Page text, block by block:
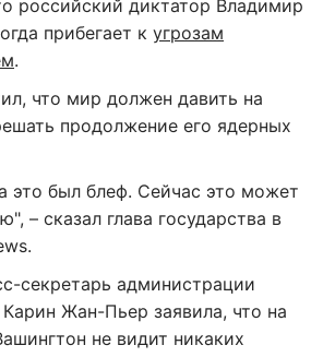
российский диктатор Владимир
прибегает к угрозам
.
что мир должен давить на
продолжение его ядерных
это был блеф. Сейчас это может
– сказал глава государства в
секретарь администрации
Жан-Пьер заявила, что на
не видит никаких